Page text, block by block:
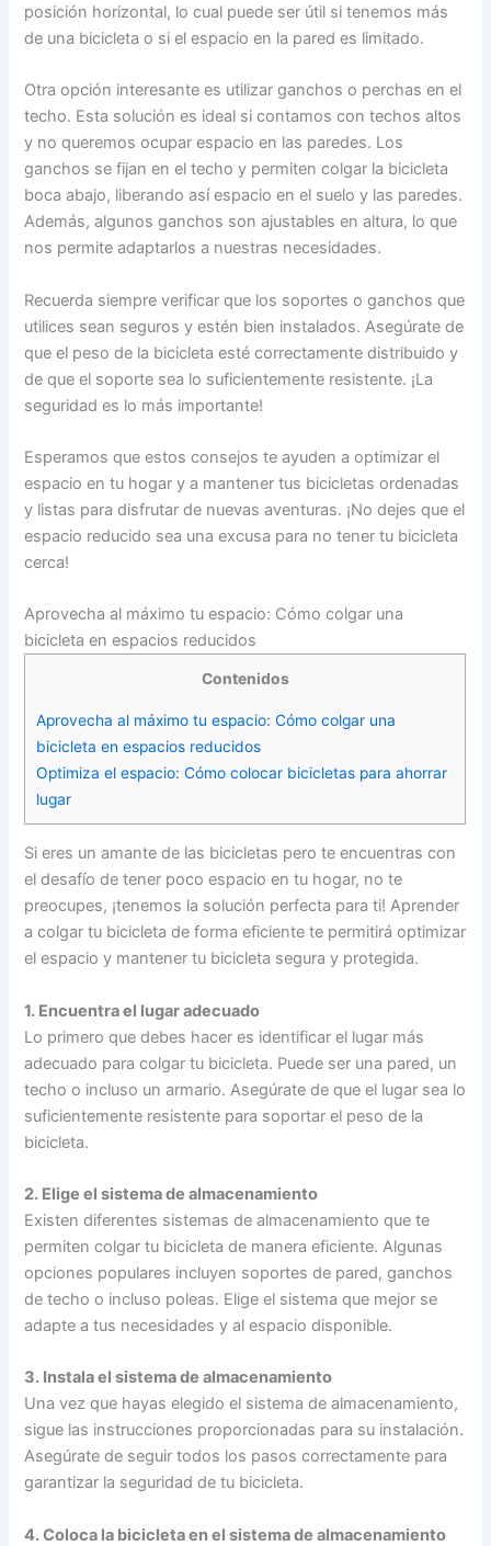
posición horizontal, lo cual puede ser útil si tenemos más
de una bicicleta o si el espacio en la pared es limitado.
Otra opción interesante es utilizar ganchos o perchas en el
techo. Esta solución es ideal si contamos con techos altos
y no queremos ocupar espacio en las paredes. Los
ganchos se fijan en el techo y permiten colgar la bicicleta
boca abajo, liberando así espacio en el suelo y las paredes.
Además, algunos ganchos son ajustables en altura, lo que
nos permite adaptarlos a nuestras necesidades.
Recuerda siempre verificar que los soportes o ganchos que
utilices sean seguros y estén bien instalados. Asegúrate de
que el peso de la bicicleta esté correctamente distribuido y
de que el soporte sea lo suficientemente resistente. ¡La
seguridad es lo más importante!
Esperamos que estos consejos te ayuden a optimizar el
espacio en tu hogar y a mantener tus bicicletas ordenadas
y listas para disfrutar de nuevas aventuras. ¡No dejes que el
espacio reducido sea una excusa para no tener tu bicicleta
cerca!
Aprovecha al máximo tu espacio: Cómo colgar una
bicicleta en espacios reducidos
Contenidos
Aprovecha al máximo tu espacio: Cómo colgar una
bicicleta en espacios reducidos
Optimiza el espacio: Cómo colocar bicicletas para ahorrar
lugar
Si eres un amante de las bicicletas pero te encuentras con
el desafío de tener poco espacio en tu hogar, no te
preocupes, ¡tenemos la solución perfecta para ti! Aprender
a colgar tu bicicleta de forma eficiente te permitirá optimizar
el espacio y mantener tu bicicleta segura y protegida.
1. Encuentra el lugar adecuado
Lo primero que debes hacer es identificar el lugar más
adecuado para colgar tu bicicleta. Puede ser una pared, un
techo o incluso un armario. Asegúrate de que el lugar sea lo
suficientemente resistente para soportar el peso de la
bicicleta.
2. Elige el sistema de almacenamiento
Existen diferentes sistemas de almacenamiento que te
permiten colgar tu bicicleta de manera eficiente. Algunas
opciones populares incluyen soportes de pared, ganchos
de techo o incluso poleas. Elige el sistema que mejor se
adapte a tus necesidades y al espacio disponible.
3. Instala el sistema de almacenamiento
Una vez que hayas elegido el sistema de almacenamiento,
sigue las instrucciones proporcionadas para su instalación.
Asegúrate de seguir todos los pasos correctamente para
garantizar la seguridad de tu bicicleta.
4. Coloca la bicicleta en el sistema de almacenamiento